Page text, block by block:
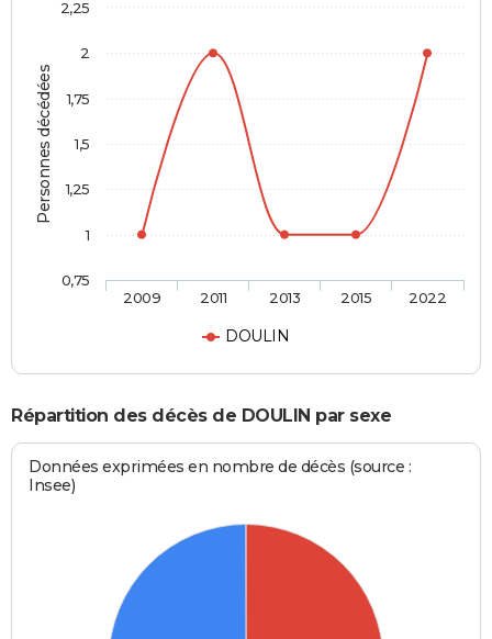
Personnes décédées
DOULIN
2009 2011 2013 2015 2022
0,75
1
1,25
1,5
1,75
2
2,25
Répartition des décès de DOULIN par sexe
Données exprimées en nombre de décès (source :
Insee)